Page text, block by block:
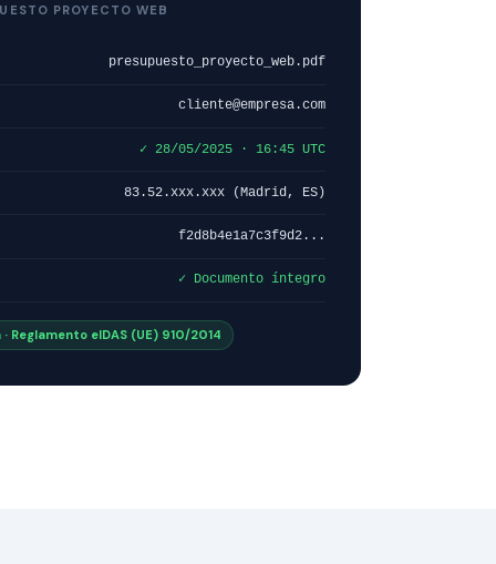
PROYECTO WEB
presupuesto_proyecto_web.pdf
cliente@empresa.com
✓ 28/05/2025 · 16:45 UTC
83.52.xxx.xxx (Madrid, ES)
f2d8b4e1a7c3f9d2...
✓ Documento íntegro
Reglamento eIDAS (UE) 910/2014